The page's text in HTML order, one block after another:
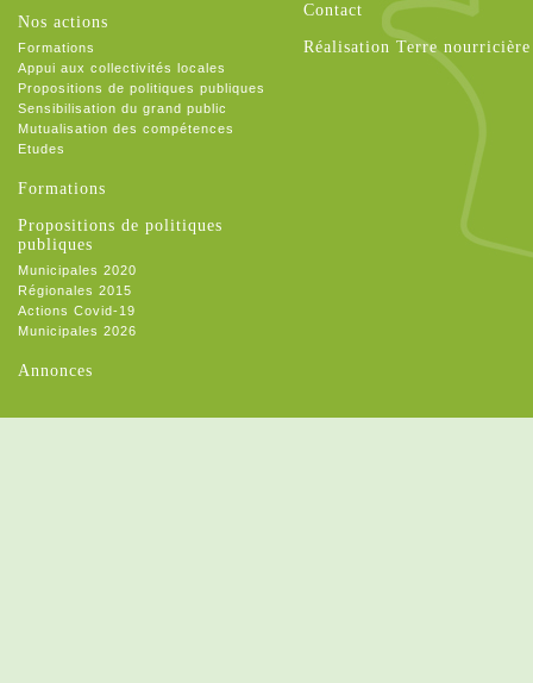
Nos actions
Formations
Appui aux collectivités locales
Propositions de politiques publiques
Sensibilisation du grand public
Mutualisation des compétences
Etudes
Formations
Propositions de politiques
publiques
Municipales 2020
Régionales 2015
Actions Covid-19
Municipales 2026
Annonces
Contact
Réalisation Terre nourricière